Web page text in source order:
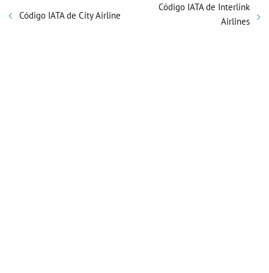
Código IATA de City Airline
Código IATA de Interlink
Airlines